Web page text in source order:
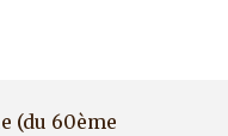
(du 60ème